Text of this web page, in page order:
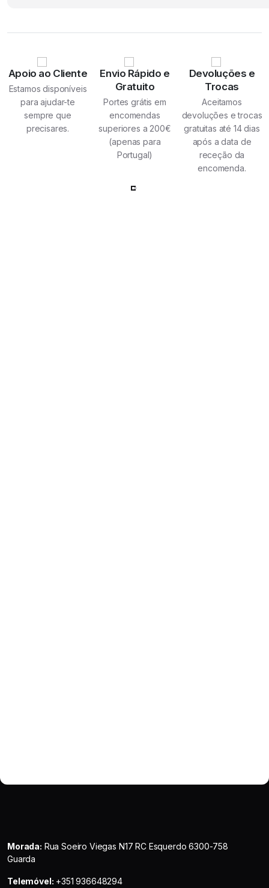
Apoio ao Cliente
Estamos disponíveis
para ajudar-te
sempre que
precisares.
Envio Rápido e
Gratuito
Portes grátis em
encomendas
superiores a 200€
(apenas para
Portugal)
Devoluções e
Trocas
Aceitamos
devoluções e trocas
gratuitas até 14 dias
após a data de
receção da
encomenda.
Morada: Rua Soeiro Viegas N17 RC Esquerdo 6300-758
Guarda
Telemóvel: +351 936648294